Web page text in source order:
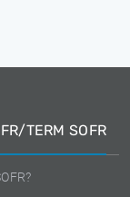
TERM SOFR